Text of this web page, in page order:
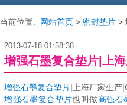
当前位置: 网站首页 > 密封垫片 >
2013-07-18 01:58:38
增强石墨复合垫片|上
增强石墨复合垫片|上海厂家生产
增强石墨复合垫片也叫做高强石